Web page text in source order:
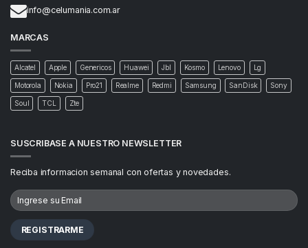
info@celumania.com.ar
MARCAS
Alcatel Apple Genericos Huawei Jbl Kosmo Lenovo Lg
Motorola Nokia Pro21 Realme Redmi Samsung SanDisk Sony
Soul TCL Zte
SUSCRIBASE A NUESTRO NEWSLETTER
Reciba informacion semanal con ofertas y novedades.